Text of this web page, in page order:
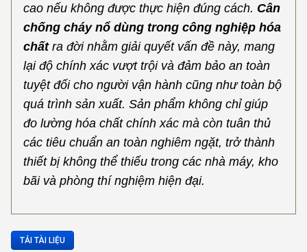
cao nếu không được thực hiện đúng cách. Cân
chống cháy nổ dùng trong công nghiệp hóa
chấtra đời nhằm giải quyết vấn đề này, mang
lại độ chính xác vượt trội và đảm bảo an toàn
tuyệt đối cho người vận hành cũng như toàn bộ
quá trình sản xuất. Sản phẩm không chỉ giúp
đo lường hóa chất chính xác mà còn tuân thủ
các tiêu chuẩn an toàn nghiêm ngặt, trở thành
thiết bị không thể thiếu trong các nhà máy, kho
bãi và phòng thí nghiệm hiện đại.
TẢI TÀI LIỆU